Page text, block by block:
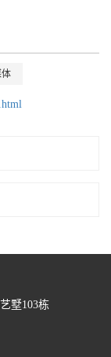
体
墅103栋